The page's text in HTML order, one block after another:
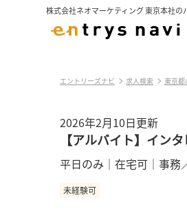
株式会社ネオマーケティング 東京本社
エントリーズナビ 求人検索 東京都
2026年2月10日更新
【アルバイト】イン
平日のみ｜在宅可｜事務
未経験可